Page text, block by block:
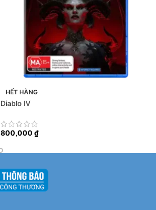
HẾT HÀNG
Diablo IV
800,000 ₫